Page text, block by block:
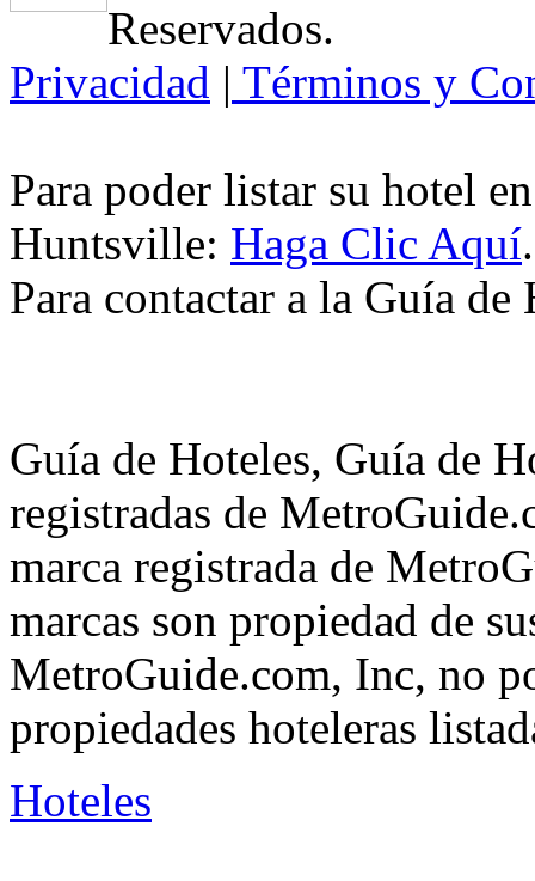
Reservados.
Privacidad | Términos y
Para poder listar su hotel
Huntsville: Haga Clic Aquí.
Para contactar a la Guía
Guía de Hoteles, Guía de
registradas de
marca registrada de
marcas son propiedad de
MetroGuide.com, Inc, no
propiedades hoteleras
Hoteles